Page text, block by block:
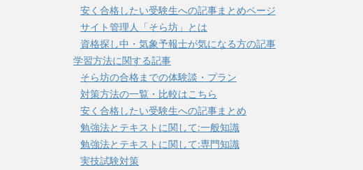
安く合格したい受験生への記事まとめページ
サイト管理人「そら坊」とは
資格探し中・気象予報士が気になる方の記事
学習方法に関する記事
そら坊の合格までの体験談・プラン
対策方法の一覧・比較はこちら
安く合格したい受験生への記事まとめ
勉強法とテキストに関して:一般知識
勉強法とテキストに関して:専門知識
実技試験対策